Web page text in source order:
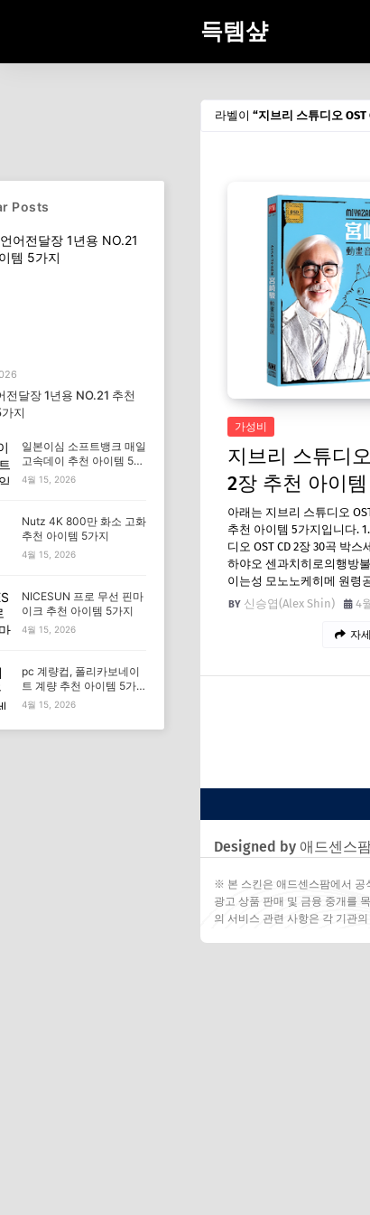
득템샾
라벨이 지브리 스튜디오 OST
가성비
지브리 스튜디
2장 추천 아이
아래는 지브리 스튜디오
추천 아이템 5가지입니다.
디오 OST CD 2장 30곡 박스
하야오 센과치히로의행방
이는성 모노노케히메 원령
신승엽(Alex Shin)
4
자
Designed by 애드센스
※ 본 스킨은 애드센스팜에서 공
광고 상품 판매 및 금융 중개를
의 서비스 관련 사항은 각 기관
Posts
전달장 1년용 NO.21 추천
지
일본이심 소프트뱅크 매일
고속데이 추천 아이템 5가
지
4월 15, 2026
Nutz 4K 800만 화소 고화
추천 아이템 5가지
4월 15, 2026
NICESUN 프로 무선 핀마
이크 추천 아이템 5가지
4월 15, 2026
pc 계량컵, 폴리카보네이
트 계량 추천 아이템 5가
지
4월 15, 2026